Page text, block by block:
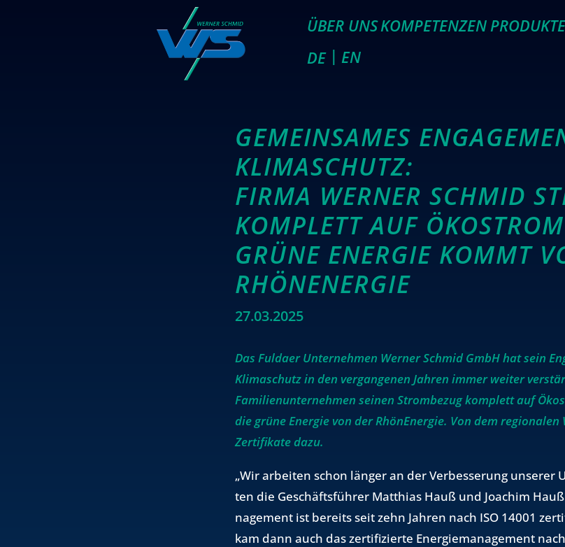
ÜBER UNSKOMPETENZEN PRODUKTE
DE EN
GEMEINSAMES
KLIMASCHUTZ:
FIRMA WERNER SCHMID
KOMPLETT AUF
GRÜNE ENERGIE KOMMT
RHÖNENERGIE
27.03.2025
Das Fuldaer Unternehmen Werner Schmid GmbH hat sein
Klimaschutz in den vergangenen Jahren immer weiter
Familienunternehmen seinen Strombezug komplett auf
die grüne Energie von der RhönEnergie. Von dem regionalen
Zertifikate dazu.
„Wir ar­bei­ten schon län­ger an der Ver­bes­se­rung un­se­rer
ten die Ge­schäfts­füh­rer Mat­thi­as Hauß und Joa­chim
nage­ment ist be­reits seit zehn Jah­ren nach ISO 14001
kam dann auch das zer­ti­fi­zier­te En­er­gie­ma­nage­ment